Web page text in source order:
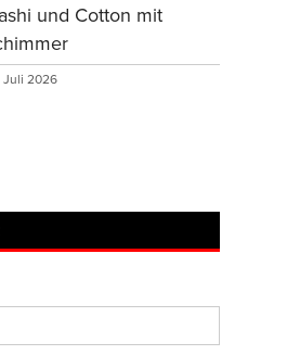
und Cotton mit
Juli 2026